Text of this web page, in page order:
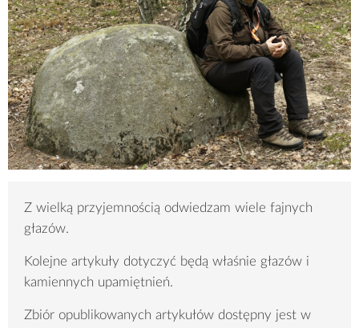
Z wielką przyjemnością odwiedzam wiele fajnych
głazów.
Kolejne artykuły dotyczyć będą właśnie głazów i
kamiennych upamiętnień.
Zbiór opublikowanych artykułów dostępny jest w